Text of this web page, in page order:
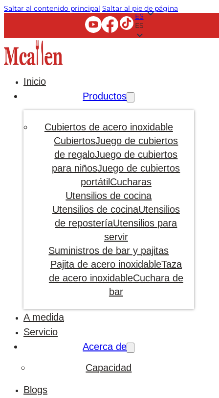
Saltar al contenido principal Saltar al pie de página
ES
ES
Inicio
Productos
Cubiertos de acero inoxidable
CubiertosJuego de cubiertos
de regaloJuego de cubiertos
para niñosJuego de cubiertos
portátil Cucharas
Utensilios de cocina
Utensilios de cocinaUtensilios
de reposteríaUtensilios para
servir
Suministros de bar y pajitas
Pajita de acero inoxidableTaza
de acero inoxidableCuchara de
bar
A medida
Servicio
Acerca de
Capacidad
Blogs